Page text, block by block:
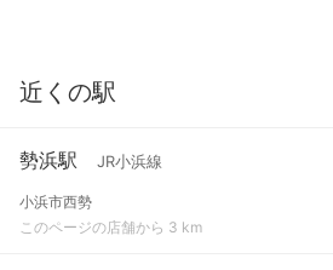
近くの駅
勢浜駅 JR小浜線
小浜市西勢
このページの店舗から 3 km